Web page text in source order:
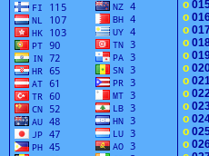
o
o
o
o
o
o
o
o
o
o
o
o